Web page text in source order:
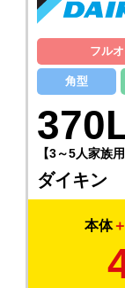
フル
角型
【3～5人家族用
ダイキン
本体＋